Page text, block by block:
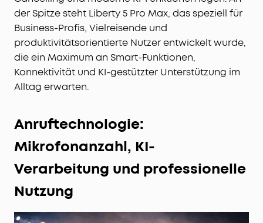
der Spitze steht Liberty 5 Pro Max, das speziell für
Business-Profis, Vielreisende und
produktivitätsorientierte Nutzer entwickelt wurde,
die ein Maximum an Smart-Funktionen,
Konnektivität und KI-gestützter Unterstützung im
Alltag erwarten.
Anruftechnologie:
Mikrofonanzahl, KI-
Verarbeitung und professionelle
Nutzung